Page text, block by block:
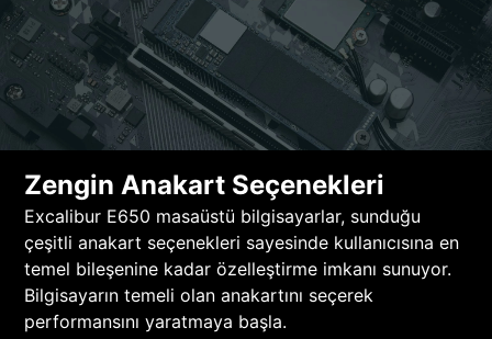
Zengin Anakart Seçenekleri
Excalibur E650 masaüstü bilgisayarlar, sunduğu
çeşitli anakart seçenekleri sayesinde kullanıcısına en
temel bileşenine kadar özelleştirme imkanı sunuyor.
Bilgisayarın temeli olan anakartını seçerek
performansını yaratmaya başla.